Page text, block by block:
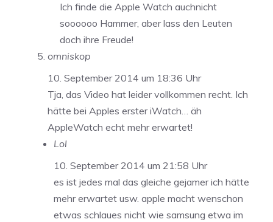
Ich finde die Apple Watch auchnicht
soooooo Hammer, aber lass den Leuten
doch ihre Freude!
omniskop
10. September 2014 um 18:36 Uhr
Tja, das Video hat leider vollkommen recht. Ich
hätte bei Apples erster iWatch… äh
AppleWatch echt mehr erwartet!
Lol
10. September 2014 um 21:58 Uhr
es ist jedes mal das gleiche gejamer ich hätte
mehr erwartet usw. apple macht wenschon
etwas schlaues nicht wie samsung etwa im